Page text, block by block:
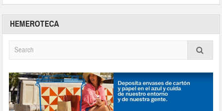
HEMEROTECA